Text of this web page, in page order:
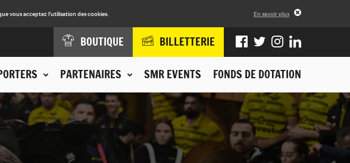
vous acceptez l'utilisation des cookies. En savoir plus
PARTENAIRES SMR EVENTS FONDS DE DOTATION
BOUTIQUE BILLETTERIE